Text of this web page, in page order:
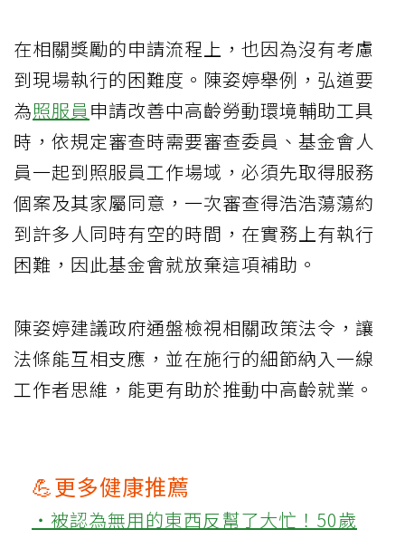
在相關獎勵的申請流程上，也因為沒有考慮
到現場執行的困難度。陳姿婷舉例，弘道要
為照服員 申請改善中高齡勞動環境輔助工具
時，依規定審查時需要審查委員、基金會人
員一起到照服員工作場域，必須先取得服務
個案及其家屬同意，一次審查得浩浩蕩蕩約
到許多人同時有空的時間，在實務上有執行
困難，因此基金會就放棄這項補助。
陳姿婷建議政府通盤檢視相關政策法令，讓
法條能互相支應，並在施行的細節納入一線
工作者思維，能更有助於推動中高齡就業。
💪更多健康推薦
‧被認為無用的東西反幫了大忙！50歲